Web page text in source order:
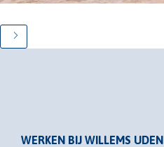
WERKEN BIJ WILLEMS UDEN